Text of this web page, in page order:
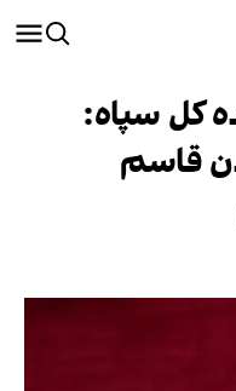
کل سپاه:
قاسم